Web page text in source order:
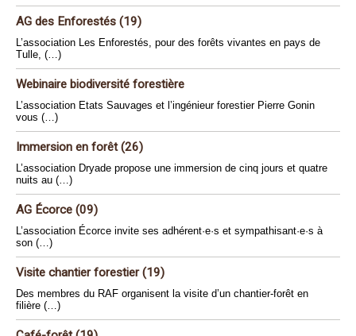
AG des Enforestés (19)
L’association Les Enforestés, pour des forêts vivantes en pays de
Tulle, (…)
Webinaire biodiversité forestière
L’association Etats Sauvages et l’ingénieur forestier Pierre Gonin
vous (…)
Immersion en forêt (26)
L’association Dryade propose une immersion de cinq jours et quatre
nuits au (…)
AG Écorce (09)
L’association Écorce invite ses adhérent·e·s et sympathisant·e·s à
son (…)
Visite chantier forestier (19)
Des membres du RAF organisent la visite d’un chantier-forêt en
filière (…)